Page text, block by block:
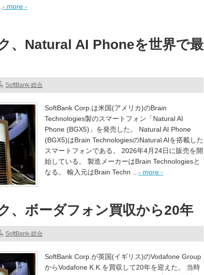
- more -
、Natural AI Phoneを世界で最
SoftBank-総合
SoftBank Corp.は米国(アメリカ)のBrain
Technologies製のスマートフォン「Natural AI
Phone (BGX5)」を発売した。 Natural AI Phone
(BGX5)はBrain TechnologiesのNatural AIを搭載した
スマートフォンである。 2026年4月24日に販売を開
始している。 製造メーカーはBrain Technologiesと
なる。 輸入元はBrain Techn ... - more -
、ボーダフォン買収から20年
SoftBank-総合
SoftBank Corp.が英国(イギリス)のVodafone Group
からVodafone K.K.を買収して20年を迎えた。 当時